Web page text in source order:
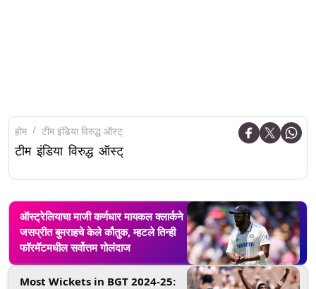
होम टीम इंडिया विरुद्ध ऑस्ट्
टीम इंडिया विरुद्ध ऑस्ट्
ऑस्ट्रेलियाचा माजी कर्णधार मायकल क्लार्कने
जसप्रीत बुमराहचे केले कौतुक, म्हटले तिन्ही
फॉरमॅटमधील सर्वोत्तम गोलंदाज
Most Wickets in BGT 2024-25: